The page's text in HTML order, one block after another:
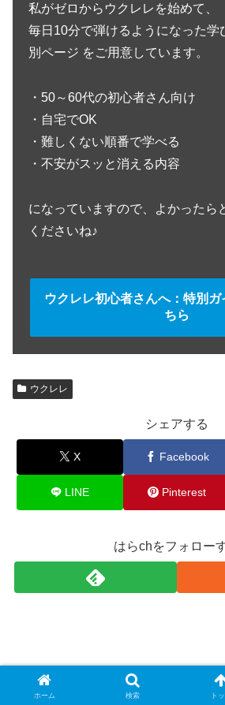
私がゼロからウクレレを始めて、
毎日10分で弾けるようになった学
別ページ をご用意しています。
・50～60代の初心者さん向け
・自宅でOK
・難しくない順番で学べる
・不安がスッと消える内容
になっていますので、よかったら
くださいね♪
ウクレレ初心者さんへ：特別ガ
ちら
ウクレレ
シェアする
X Facebook
LINE Pinterest
はらchをフォロー
関連記事
ホーム 検索 ト